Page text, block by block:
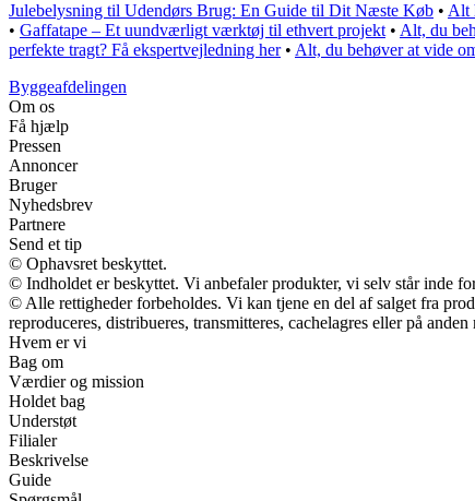
Julebelysning til Udendørs Brug: En Guide til Dit Næste Køb • Alt
• Gaffatape – Et uundværligt værktøj til ethvert projekt • Alt, du
perfekte tragt? Få ekspertvejledning her• Alt, du behøver at vide
Byggeafdelingen
Om os
Få hjælp
Pressen
Annoncer
Bruger
Nyhedsbrev
Partnere
Send et tip
© Ophavsret beskyttet.
© Indholdet er beskyttet. Vi anbefaler produkter, vi selv står inde
© Alle rettigheder forbeholdes. Vi kan tjene en del af salget fra
reproduceres, distribueres, transmitteres, cachelagres eller på
Hvem er vi
Bag om
Værdier og mission
Holdet bag
Understøt
Filialer
Beskrivelse
Guide